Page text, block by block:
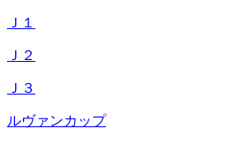
Ｊ１
Ｊ２
Ｊ３
ルヴァンカップ